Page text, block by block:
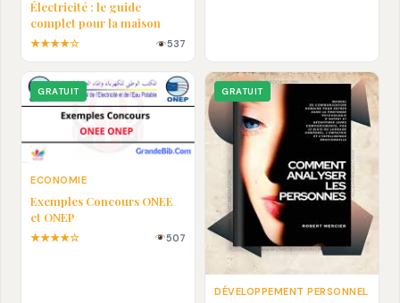
Électricité : le guide
complet pour la maison
★★★★☆ 537
GRATUIT
ECONOMIE
Exemples Concours ONEE
et ONEP
★★★★☆ 507
GRATUIT
DÉVELOPPEMENT PERSONNEL